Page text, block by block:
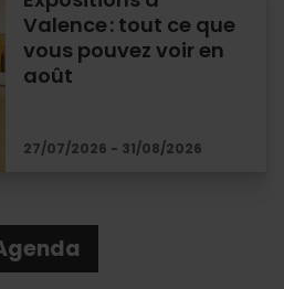
Valence : tout ce que
vous pouvez voir en
août
27/07/2026 - 31/08/2026